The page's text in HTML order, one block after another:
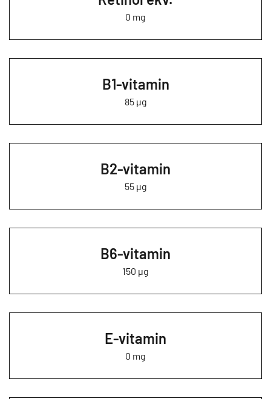
0 mg
B1-vitamin
85 µg
B2-vitamin
55 µg
B6-vitamin
150 µg
E-vitamin
0 mg